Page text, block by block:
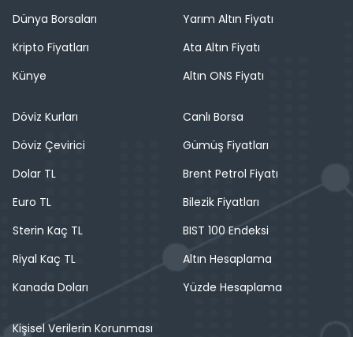
Dünya Borsaları
Kripto Fiyatları
Künye
Yarım Altın Fiyatı
Ata Altın Fiyatı
Altın ONS Fiyatı
Döviz Kurları
Döviz Çevirici
Dolar TL
Euro TL
Sterin Kaç TL
Riyal Kaç TL
Kanada Doları
Canlı Borsa
Gümüş Fiyatları
Brent Petrol Fiyatı
Bilezik Fiyatları
BIST 100 Endeksi
Altın Hesaplama
Yüzde Hesaplama
Kişisel Verilerin Korunması